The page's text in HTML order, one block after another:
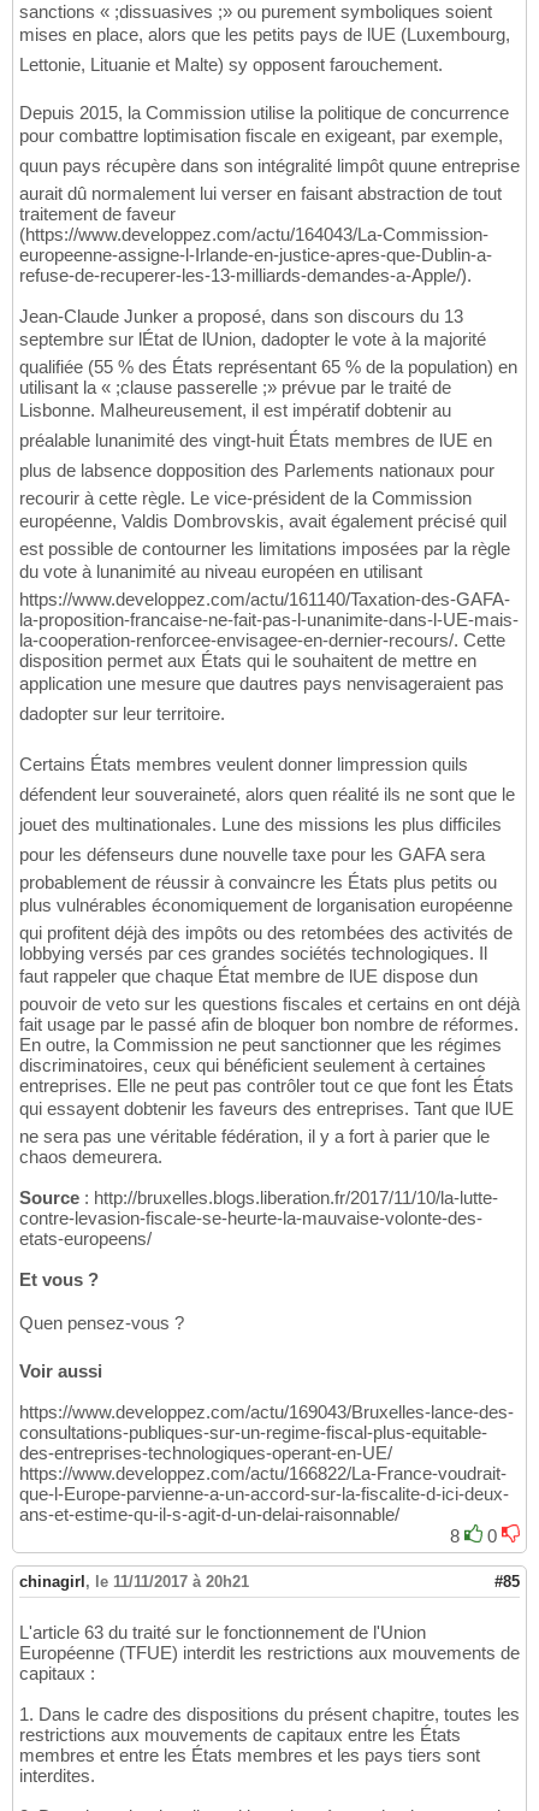
sanctions « ;dissuasives ;» ou purement symboliques soient
mises en place, alors que les petits pays de lUE (Luxembourg,
Lettonie, Lituanie et Malte) sy opposent farouchement.
Depuis 2015, la Commission utilise la politique de concurrence
pour combattre loptimisation fiscale en exigeant, par exemple,
quun pays récupère dans son intégralité limpôt quune entreprise
aurait dû normalement lui verser en faisant abstraction de tout
traitement de faveur
(https://www.developpez.com/actu/164043/La-Commission-
europeenne-assigne-l-Irlande-en-justice-apres-que-Dublin-a-
refuse-de-recuperer-les-13-milliards-demandes-a-Apple/).
Jean-Claude Junker a proposé, dans son discours du 13
septembre sur lÉtat de lUnion, dadopter le vote à la majorité
qualifiée (55 % des États représentant 65 % de la population) en
utilisant la « ;clause passerelle ;» prévue par le traité de
Lisbonne. Malheureusement, il est impératif dobtenir au
préalable lunanimité des vingt-huit États membres de lUE en
plus de labsence dopposition des Parlements nationaux pour
recourir à cette règle. Le vice-président de la Commission
européenne, Valdis Dombrovskis, avait également précisé quil
est possible de contourner les limitations imposées par la règle
du vote à lunanimité au niveau européen en utilisant
https://www.developpez.com/actu/161140/Taxation-des-GAFA-
la-proposition-francaise-ne-fait-pas-l-unanimite-dans-l-UE-mais-
la-cooperation-renforcee-envisagee-en-dernier-recours/. Cette
disposition permet aux États qui le souhaitent de mettre en
application une mesure que dautres pays nenvisageraient pas
dadopter sur leur territoire.
Certains États membres veulent donner limpression quils
défendent leur souveraineté, alors quen réalité ils ne sont que le
jouet des multinationales. Lune des missions les plus difficiles
pour les défenseurs dune nouvelle taxe pour les GAFA sera
probablement de réussir à convaincre les États plus petits ou
plus vulnérables économiquement de lorganisation européenne
qui profitent déjà des impôts ou des retombées des activités de
lobbying versés par ces grandes sociétés technologiques. Il
faut rappeler que chaque État membre de lUE dispose dun
pouvoir de veto sur les questions fiscales et certains en ont déjà
fait usage par le passé afin de bloquer bon nombre de réformes.
En outre, la Commission ne peut sanctionner que les régimes
discriminatoires, ceux qui bénéficient seulement à certaines
entreprises. Elle ne peut pas contrôler tout ce que font les États
qui essayent dobtenir les faveurs des entreprises. Tant que lUE
ne sera pas une véritable fédération, il y a fort à parier que le
chaos demeurera.
Source : http://bruxelles.blogs.liberation.fr/2017/11/10/la-lutte-
contre-levasion-fiscale-se-heurte-la-mauvaise-volonte-des-
etats-europeens/
Et vous ?
Quen pensez-vous ?
Voir aussi
https://www.developpez.com/actu/169043/Bruxelles-lance-des-
consultations-publiques-sur-un-regime-fiscal-plus-equitable-
des-entreprises-technologiques-operant-en-UE/
https://www.developpez.com/actu/166822/La-France-voudrait-
que-l-Europe-parvienne-a-un-accord-sur-la-fiscalite-d-ici-deux-
ans-et-estime-qu-il-s-agit-d-un-delai-raisonnable/
8
0
chinagirl , le 11/11/2017 à 20h21 #85
L'article 63 du traité sur le fonctionnement de l'Union
Européenne (TFUE) interdit les restrictions aux mouvements de
capitaux :
1. Dans le cadre des dispositions du présent chapitre, toutes les
restrictions aux mouvements de capitaux entre les États
membres et entre les États membres et les pays tiers sont
interdites.